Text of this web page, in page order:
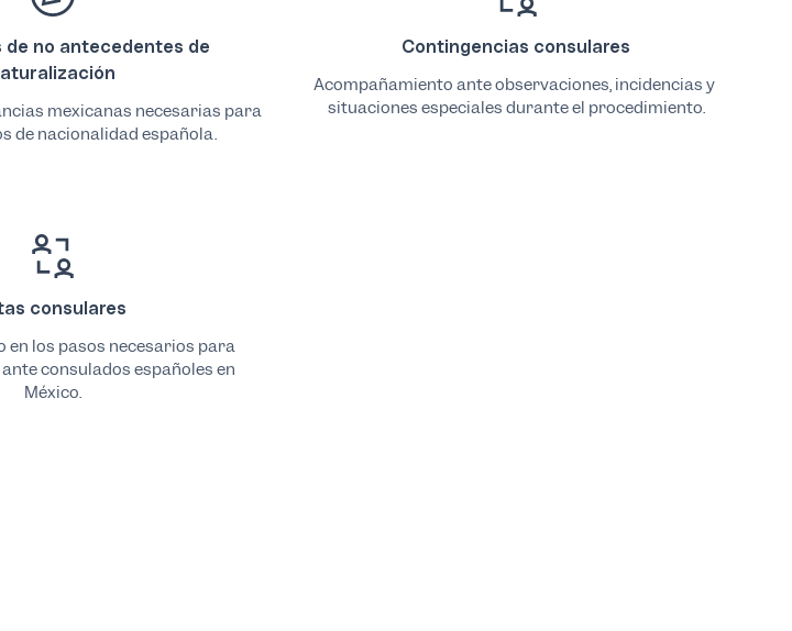
de no antecedentes de
mexicanas necesarias para
de nacionalidad española.
Contingencias consulares
Acompañamiento ante observaciones, incidencias y
situaciones especiales durante el procedimiento.
consulares
en los pasos necesarios para
consulados españoles en
México.